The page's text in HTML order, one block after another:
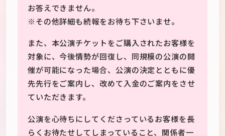
お答えできません。
※その他詳細も続報をお待ち下さいませ。
また、本公演チケットをご購入されたお客様を
対象に、今後情勢が回復し、同規模の公演の開
催が可能になった場合、公演の決定とともに優
先先行をご案内し、改めて入金のご案内をさせ
ていただきます。
公演を心待ちにしてくださっているお客様を長
らくお待たせしてしまっていること、関係者一